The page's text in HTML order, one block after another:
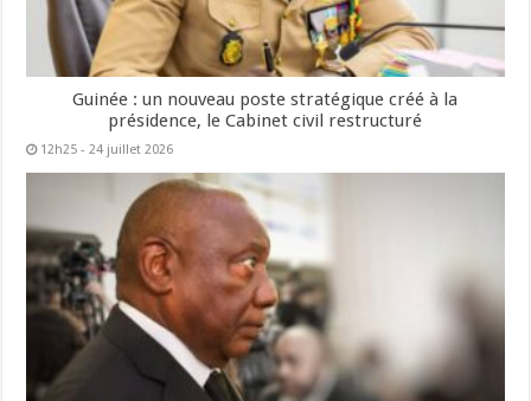
Guinée : un nouveau poste stratégique créé à la
présidence, le Cabinet civil restructuré
12h25 - 24 juillet 2026